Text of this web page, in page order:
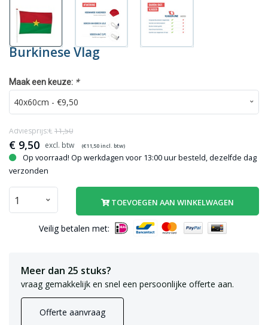
Burkinese Vlag
Maak een keuze: *
€ 9,50 (€11,50incl. btw)
Adviesprijs:€ 11,50
Op voorraad! Op werkdagen voor 13:00 uur besteld, dezelfde dag
verzonden
TOEVOEGEN AAN WINKELWAGEN
Veilig betalen met:
Meer dan 25 stuks?
vraag gemakkelijk en snel een persoonlijke offerte aan.
Offerte aanvraag